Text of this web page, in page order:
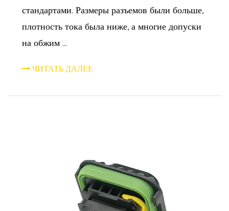
стандартами. Размеры разъемов были больше,
плотность тока была ниже, а многие допуски
на обжим ...
ЧИТАТЬ ДАЛЕЕ